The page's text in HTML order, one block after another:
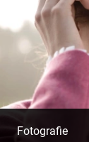
Fotografie